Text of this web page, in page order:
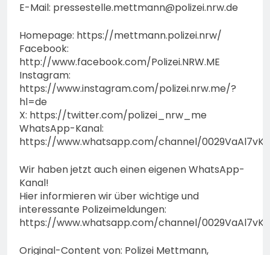
E-Mail: pressestelle.mettmann@polizei.nrw.de
Homepage: https://mettmann.polizei.nrw/
Facebook:
http://www.facebook.com/Polizei.NRW.ME
Instagram:
https://www.instagram.com/polizei.nrw.me/?
hl=de
X: https://twitter.com/polizei_nrw_me
WhatsApp-Kanal:
https://www.whatsapp.com/channel/
Wir haben jetzt auch einen eigenen WhatsApp-
Kanal!
Hier informieren wir über wichtige und
interessante Polizeimeldungen:
https://www.whatsapp.com/channel/
Original-Content von: Polizei Mettmann,